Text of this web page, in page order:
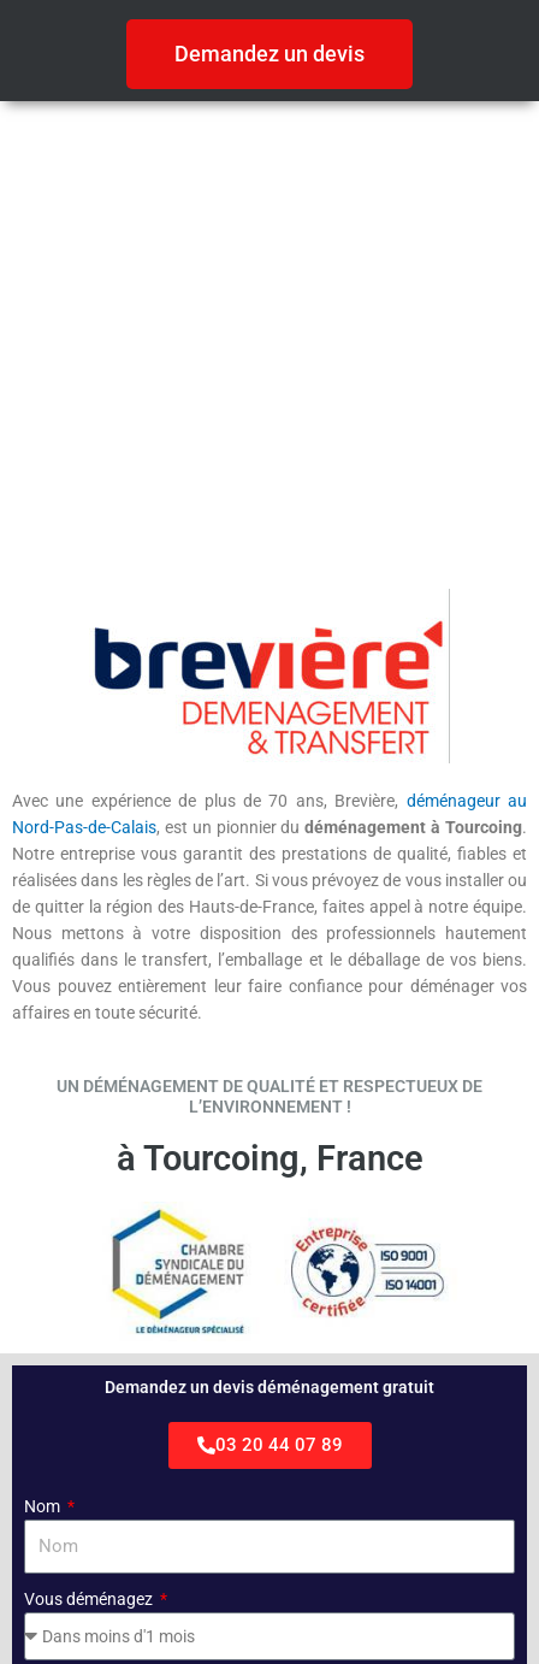
Demandez un devis
Déménagement
à Tourcoing
Demandez votre devis gratuit pour un déménagement en
toute sérénité à Tourcoing, France.
Devis gratuit
Avec une expérience de plus de 70 ans, Brevière, déménageur au
Nord-Pas-de-Calais, est un pionnier dudéménagement à Tourcoing.
Notre entreprise vous garantit des prestations de qualité, fiables et
réalisées dans les règles de l’art. Si vous prévoyez de vous installer ou
de quitter la région des Hauts-de-France, faites appel à notre équipe.
Nous mettons à votre disposition des professionnels hautement
qualifiés dans le transfert, l’emballage et le déballage de vos biens.
Vous pouvez entièrement leur faire confiance pour déménager vos
affaires en toute sécurité.
UN DÉMÉNAGEMENT DE QUALITÉ ET RESPECTUEUX DE
L’ENVIRONNEMENT !
à Tourcoing, France
Demandez un devis déménagement gratuit
03 20 44 07 89
Nom
Vous déménagez